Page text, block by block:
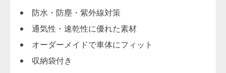
防水・防塵・紫外線対策
通気性・速乾性に優れた素材
オーダーメイドで車体にフィット
収納袋付き